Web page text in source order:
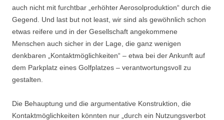
auch nicht mit furchtbar „erhöhter Aerosolproduktion“ durch die
Gegend. Und last but not least, wir sind als gewöhnlich schon
etwas reifere und in der Gesellschaft angekommene
Menschen auch sicher in der Lage, die ganz wenigen
denkbaren „Kontaktmöglichkeiten“ – etwa bei der Ankunft auf
dem Parkplatz eines Golfplatzes – verantwortungsvoll zu
gestalten.
Die Behauptung und die argumentative Konstruktion, die
Kontaktmöglichkeiten könnten nur „durch ein Nutzungsverbot